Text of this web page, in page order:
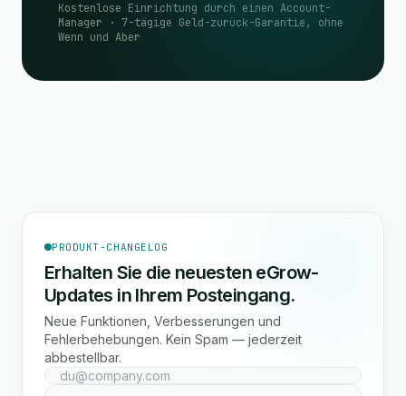
Kostenlose Einrichtung durch einen Account-
Manager · 7-tägige Geld-zurück-Garantie, ohne
Wenn und Aber
PRODUKT-CHANGELOG
Erhalten Sie die neuesten eGrow-
Updates in Ihrem Posteingang.
Neue Funktionen, Verbesserungen und
Fehlerbehebungen. Kein Spam — jederzeit
abbestellbar.